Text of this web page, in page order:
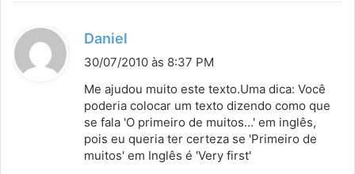
Daniel
i
s
e
:
30/07/2010 às 8:37 PM
Me ajudou muito este texto.Uma dica: Você
poderia colocar um texto dizendo como que
se fala 'O primeiro de muitos…' em inglês,
pois eu queria ter certeza se 'Primeiro de
muitos' em Inglês é 'Very first'